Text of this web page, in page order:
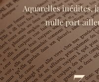
Aquarelles inédites,
nulle part